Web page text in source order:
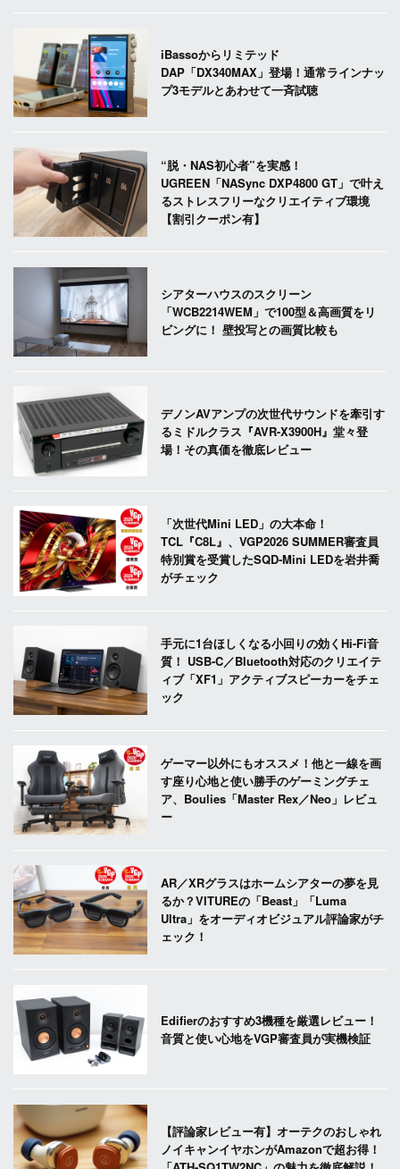
iBassoからリミテッド
DAP「DX340MAX」登場！通常ラインナッ
プ3モデルとあわせて一斉試聴
“脱・NAS初心者”を実感！
UGREEN「NASync DXP4800 GT」で叶え
るストレスフリーなクリエイティブ環境
【割引クーポン有】
シアターハウスのスクリーン
「WCB2214WEM」で100型＆高画質をリ
ビングに！ 壁投写との画質比較も
デノンAVアンプの次世代サウンドを牽引す
るミドルクラス『AVR-X3900H』堂々登
場！その真価を徹底レビュー
「次世代Mini LED」の大本命！
TCL『C8L』、VGP2026 SUMMER審査員
特別賞を受賞したSQD-Mini LEDを岩井喬
がチェック
手元に1台ほしくなる小回りの効くHi-Fi音
質！ USB-C／Bluetooth対応のクリエイテ
ィブ「XF1」アクティブスピーカーをチェ
ック
ゲーマー以外にもオススメ！他と一線を画
す座り心地と使い勝手のゲーミングチェ
ア、Boulies「Master Rex／Neo」レビュ
ー
AR／XRグラスはホームシアターの夢を見
るか？VITUREの「Beast」「Luma
Ultra」をオーディオビジュアル評論家がチ
ェック！
Edifierのおすすめ3機種を厳選レビュー！
音質と使い心地をVGP審査員が実機検証
【評論家レビュー有】オーテクのおしゃれ
ノイキャンイヤホンがAmazonで超お得！